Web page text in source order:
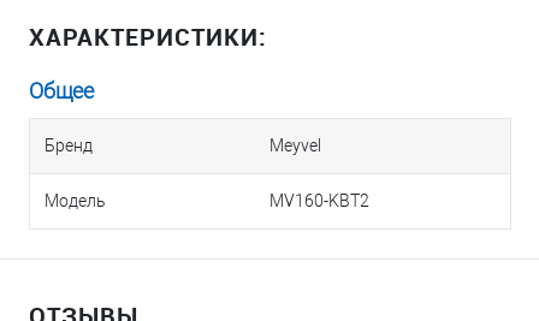
ХАРАКТЕРИСТИКИ:
Общее
Бренд Meyvel
Модель MV160-KBT2